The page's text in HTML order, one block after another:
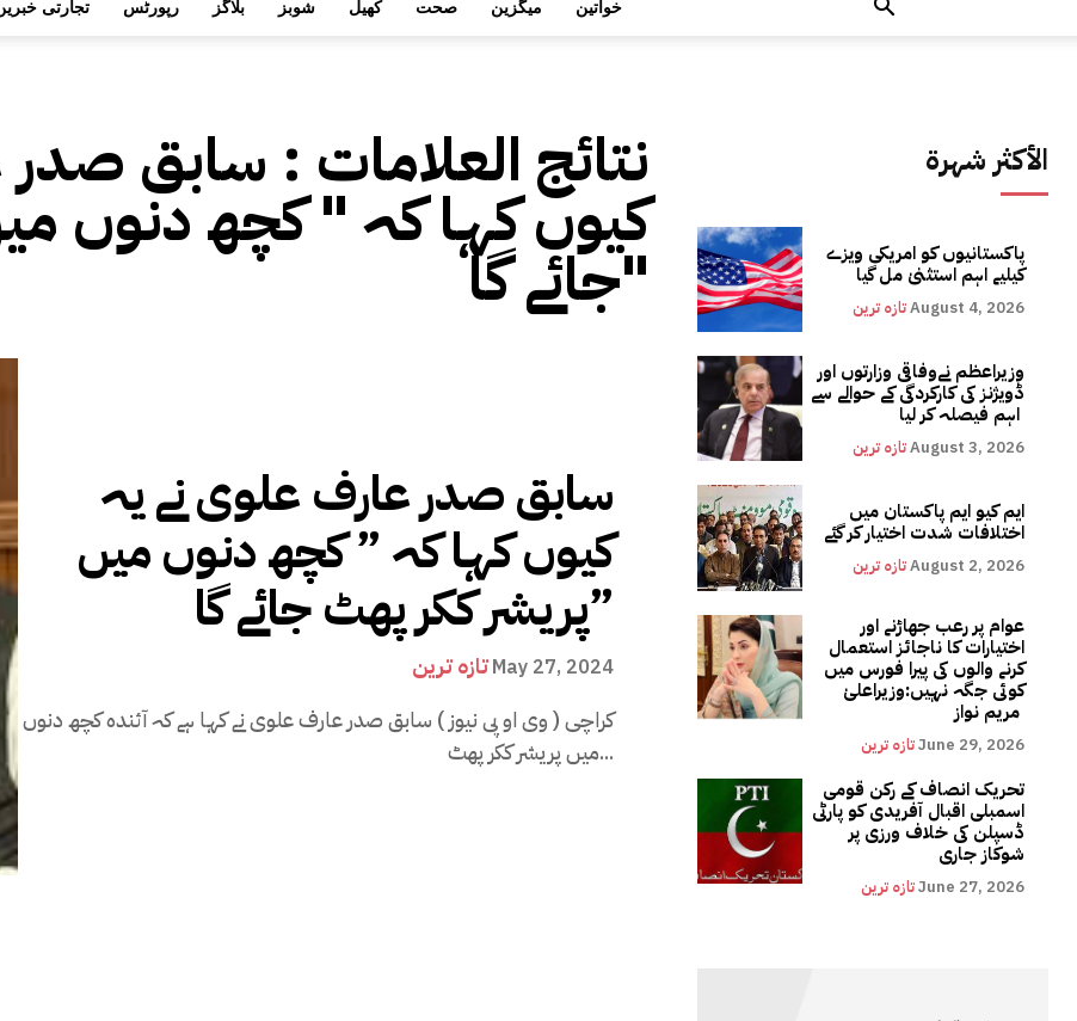
تجارتی رپورٹس بلاگز شوبز کھیل صحت میگزین خواتین
نتائج العلامات : سابق صدر
کیوں کہا کہ " کچھ دنوں
جائے گا"
سابق صدر عارف علوی نے یہ
کیوں کہا کہ ” کچھ دنوں میں
پریشر ککر پھٹ جائے گا”
تازہ ترینMay 27, 2024
میں پریشر ککر پھٹ...
الأكثر شهرة
پاکستانیوں کو امریکی ویزے
کیلیے اہم استثنیٰ مل گیا
تازہ ترینAugust 4, 2026
وزیراعظم نےوفاقی وزارتوں اور
ڈویژنز کی کارکردگی کے حوالے سے
تازہ ترینAugust 3, 2026
ایم کیو ایم پاکستان میں
اختلافات شدت اختیار کر گئے
تازہ ترینAugust 2, 2026
عوام پر رعب جھاڑنے اور
اختیارات کا ناجائز استعمال
کرنے والوں کی پیرا فورس میں
کوئی جگہ نہیں:وزیراعلیٰ
تازہ ترینJune 29, 2026
تحریک انصاف کے رکن قومی
اسمبلی اقبال آفریدی کو پارٹی
ڈسپلن کی خلاف ورزی پر
شوکاز جاری
تازہ ترینJune 27, 2026